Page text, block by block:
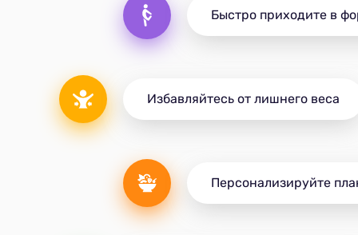
Быстро приходите в
Избавляйтесь от лишнего веса
Персонализируйте